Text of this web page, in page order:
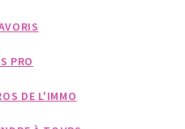
PRO
DE L'IMMO